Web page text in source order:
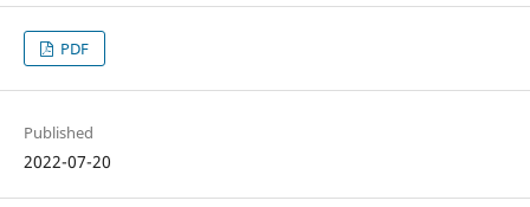
PDF
Published
2022-07-20